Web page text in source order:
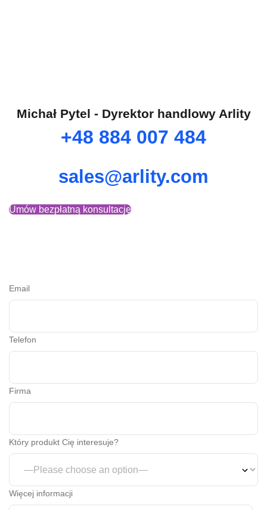
Michał Pytel - Dyrektor handlowy Arlity
+48 884 007 484
sales@arlity.com
Umów bezpłatną konsultację
Email
Telefon
Firma
Który produkt Cię interesuje?
Więcej informacji